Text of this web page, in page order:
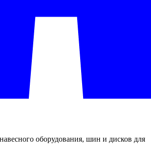
оборудования, шин и дисков для